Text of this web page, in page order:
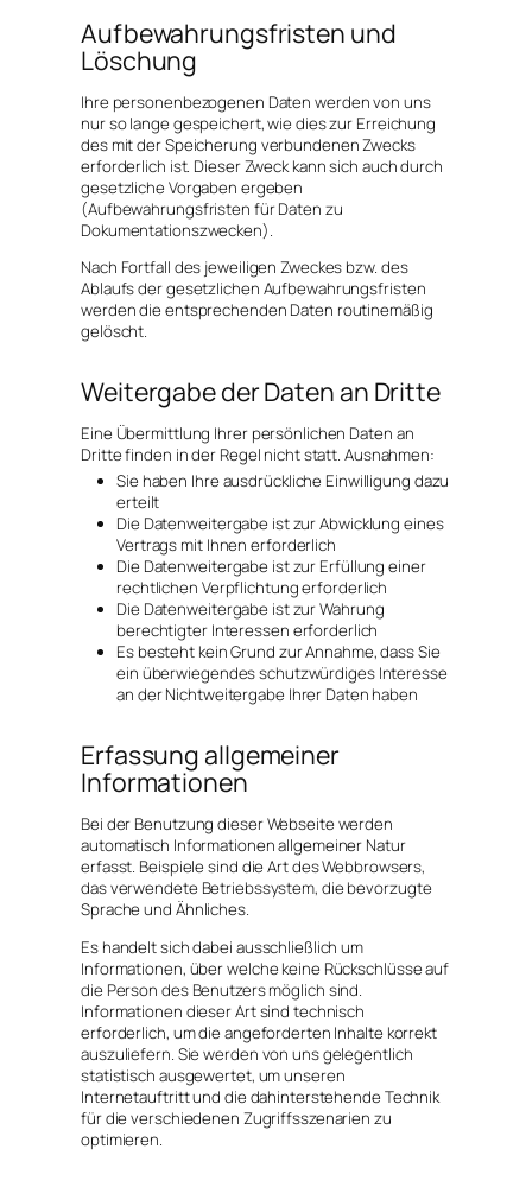
Aufbewahrungsfristen und
Löschung
Ihre personenbezogenen Daten werden von uns
nur so lange gespeichert, wie dies zur Erreichung
des mit der Speicherung verbundenen Zwecks
erforderlich ist. Dieser Zweck kann sich auch durch
gesetzliche Vorgaben ergeben
(Aufbewahrungsfristen für Daten zu
Dokumentationszwecken).
Nach Fortfall des jeweiligen Zweckes bzw. des
Ablaufs der gesetzlichen Aufbewahrungsfristen
werden die entsprechenden Daten routinemäßig
gelöscht.
Weitergabe der Daten an Dritte
Eine Übermittlung Ihrer persönlichen Daten an
Dritte finden in der Regel nicht statt. Ausnahmen:
Sie haben Ihre ausdrückliche Einwilligung dazu
erteilt
Die Datenweitergabe ist zur Abwicklung eines
Vertrags mit Ihnen erforderlich
Die Datenweitergabe ist zur Erfüllung einer
rechtlichen Verpflichtung erforderlich
Die Datenweitergabe ist zur Wahrung
berechtigter Interessen erforderlich
Es besteht kein Grund zur Annahme, dass Sie
ein überwiegendes schutzwürdiges Interesse
an der Nichtweitergabe Ihrer Daten haben
Erfassung allgemeiner
Informationen
Bei der Benutzung dieser Webseite werden
automatisch Informationen allgemeiner Natur
erfasst. Beispiele sind die Art des Webbrowsers,
das verwendete Betriebssystem, die bevorzugte
Sprache und Ähnliches.
Es handelt sich dabei ausschließlich um
Informationen, über welche keine Rückschlüsse auf
die Person des Benutzers möglich sind.
Informationen dieser Art sind technisch
erforderlich, um die angeforderten Inhalte korrekt
auszuliefern. Sie werden von uns gelegentlich
statistisch ausgewertet, um unseren
Internetauftritt und die dahinterstehende Technik
für die verschiedenen Zugriffsszenarien zu
optimieren.